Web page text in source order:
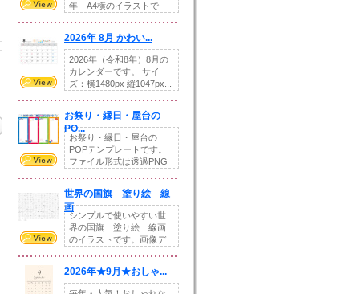
年 A4横のイラストで
2026年 8月 かわい...
2026年（令和8年）8月の
カレンダーです。 サイ
ズ：横1480px 縦1047px...
お祭り・縁日・屋台の
PO...
お祭り・縁日・屋台の
POPテンプレートです。
ファイル形式は透過PNG
世界の国旗 塗り絵 線
画
シンプルで使いやすい世
界の国旗 塗り絵 線画
のイラストです。画像デ
2026年★9月★おしゃ...